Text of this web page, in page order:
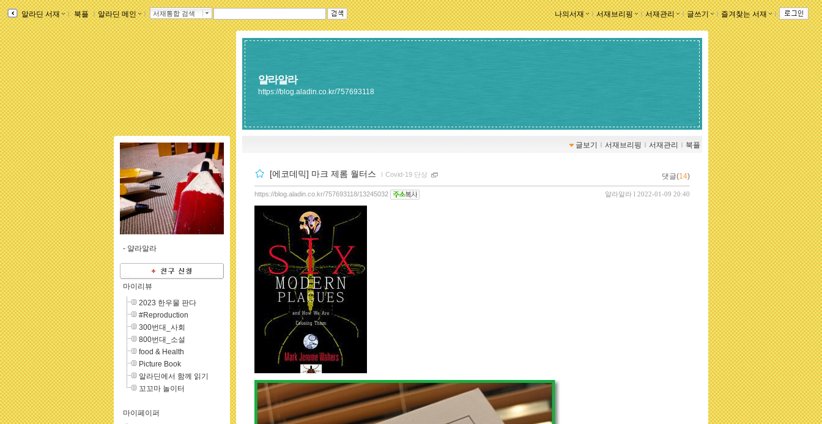
알라딘 서재 ｌ북플ｌ알라딘 메인 ｌ 서재통합 검색 나의서재 ｌ서재브리핑 ｌ서재관리 ｌ글쓰기 ｌ즐겨찾는 서재 ｌ
얄라알라
https://blog.aladin.co.kr/757693118
글보기 ｌ 서재브리핑 ｌ 서재관리 ｌ 북플
[에코데믹] 마크 제롬 월터스 ｌ Covid-19 단상 댓글(14)
얄라알라 l 2022-01-09 20:40
https://blog.aladin.co.kr/757693118/13245032
- 얄라알라
마이리뷰
2023 한우물 판다
#Reproduction
300번대_사회
800번대_소설
food & Health
Picture Book
알라딘에서 함께 읽기
꼬꼬마 놀이터
마이페이퍼